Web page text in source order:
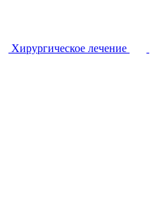
Хирургическое лечение